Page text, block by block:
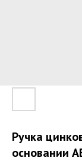
Ручка
основании